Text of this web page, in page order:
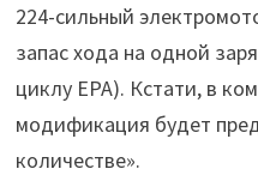
224-сильный
запас хода на одной
циклу EPA). Кстати, в
модификация будет
количестве».